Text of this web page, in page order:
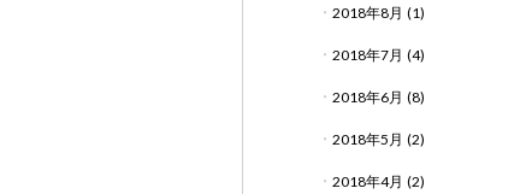
2018年8月 (1)
2018年7月 (4)
2018年6月 (8)
2018年5月 (2)
2018年4月 (2)